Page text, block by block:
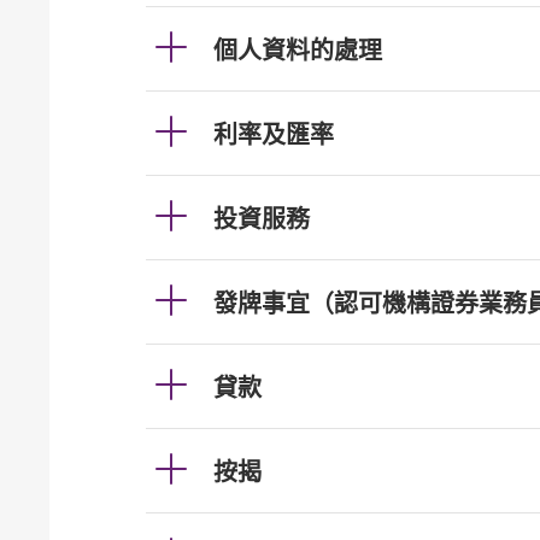
個人資料的處理
利率及匯率
投資服務
發牌事宜（認可機構證券業務
貸款
按揭